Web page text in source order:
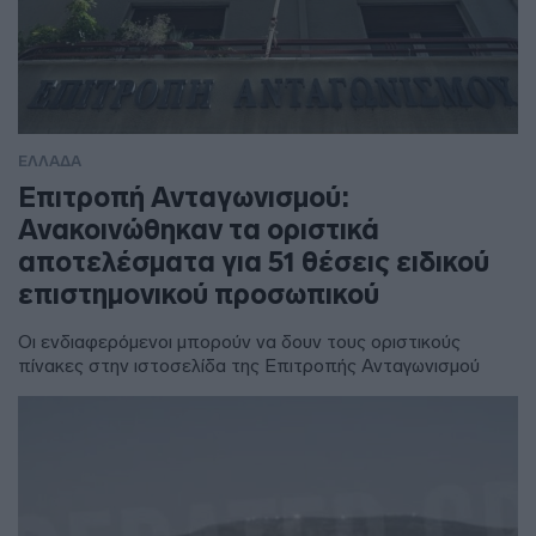
ΕΛΛΑΔΑ
Επιτροπή Ανταγωνισμού:
Ανακοινώθηκαν τα οριστικά
αποτελέσματα για 51 θέσεις ειδικού
επιστημονικού προσωπικού
Οι ενδιαφερόμενοι μπορούν να δουν τους οριστικούς
πίνακες στην ιστοσελίδα της Επιτροπής Ανταγωνισμού